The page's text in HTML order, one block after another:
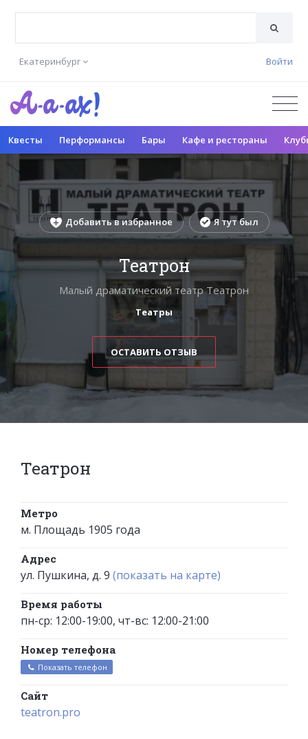
Екатеринбург Войти
Квесты Перформансы Бары Кафе и рестораны
Добавить в избранное Я тут был
Театрон
Малый драматический театр Театрон
Театры
ОСТАВИТЬ ОТЗЫВ
Театрон
Метро
м. Площадь 1905 года
Адрес
ул. Пушкина, д. 9 (показать на карте)
Время работы
пн-ср: 12:00-19:00, чт-вс: 12:00-21:00
Номер телефона
Показать телефон
Сайт
teatron.pro